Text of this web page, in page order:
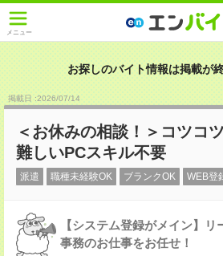
メニュー
お探しのバイト情報は掲載が
掲載日 :2026/07/14
＜お休みの相談！＞コツコ
難しいPCスキル不要
派遣 職種未経験OK ブランクOK WEB登
【システム登録がメイン】
事務のお仕事をお任せ！